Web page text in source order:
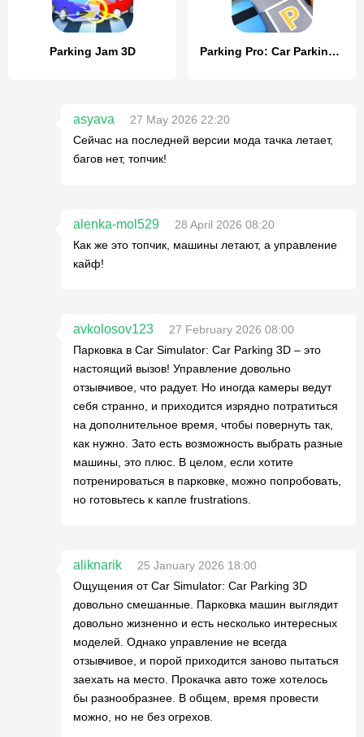
Parking Jam 3D Parking Pro: Car Parking Games
asyava
27 May 2026 22:20
Сейчас на последней версии мода тачка летает,
багов нет, топчик!
alenka-mol529
28 April 2026 08:20
Как же это топчик, машины летают, а управление
кайф!
avkolosov123
27 February 2026 08:00
Парковка в Car Simulator: Car Parking 3D – это
настоящий вызов! Управление довольно
отзывчивое, что радует. Но иногда камеры ведут
себя странно, и приходится изрядно потратиться
на дополнительное время, чтобы повернуть так,
как нужно. Зато есть возможность выбрать разные
машины, это плюс. В целом, если хотите
потренироваться в парковке, можно попробовать,
но готовьтесь к капле frustrations.
aliknarik
25 January 2026 18:00
Ощущения от Car Simulator: Car Parking 3D
довольно смешанные. Парковка машин выглядит
довольно жизненно и есть несколько интересных
моделей. Однако управление не всегда
отзывчивое, и порой приходится заново пытаться
заехать на место. Прокачка авто тоже хотелось
бы разнообразнее. В общем, время провести
можно, но не без огрехов.